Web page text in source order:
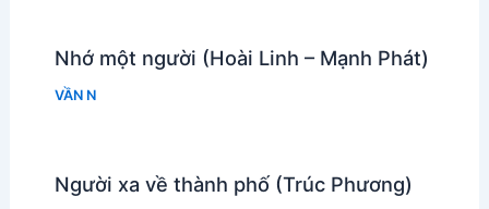
Nhớ một người (Hoài Linh – Mạnh Phát)
VẦN N
Người xa về thành phố (Trúc Phương)